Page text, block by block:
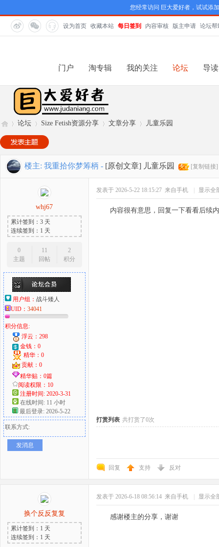
您经常访问 巨大爱好者，试试添
设为首页 收藏本站 每日签到 内容审核 版主申请 论坛帮
门户 淘专辑 我的关注 论坛 导读
巨
爱
»
论坛
›
Size Fetish资源分享
›
文章分享
›
儿童乐园
楼主: 我重拾你梦筹柄 - [原创文章] 儿童乐园 [复制链接]
whj67
累计签到：3 天
连续签到：1 天
0
主题
11
回帖
2
积分
用户组： 战斗矮人
UID： 34041
积分信息:
浮云：298
金钱：0
精华：0
贡献：0
精华贴：0篇
阅读权限：10
注册时间: 2020-3-31
在线时间: 11 小时
最后登录: 2026-5-22
联系方式:
发消息
发表于 2026-5-22 18:15:27 来自手机 显示全
内容很有意思，回复一下看看后续
打赏列表 共打赏了0次
回复 支持 反对
换个反反复复
累计签到：1 天
连续签到：1 天
发表于 2026-6-18 08:56:14 来自手机 显示全
感谢楼主的分享，谢谢